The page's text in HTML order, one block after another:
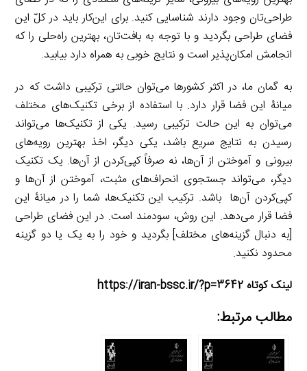
طراحی‌تان وجود دارند شناسایی کنید. برای این‌کار باید در کلّ این
فضای طراحی بگردید و با توجه به بافت‌تان، بهترین راه‌حلی را که
انجامش امکان‌پذیر است و نتایج خوبی به همراه دارد بیابید.
به گمان ما، در اکثر کشورها می‌توان حالتی ترکیبی داشت که در
میانۀ این فضا قرار دارد. با استفاده از برخی تکنیک‌های مختلف
می‌توان به این حالت ترکیبی رسید. یکی از تکنیک‌ها می‌تواند
رسیدن به نتایج سریع باشد، یکی دیگر، اخذ بهترین رویه‌های
بیرونی و آموختن از آن‌ها، نه صرفاً کپی‌کردن از آن‌ها. یک تکنیک
دیگر، می‌تواند جستجوی انحراف‌های مثبت، آموختن از آن‌ها و
کپی‌کردن آن‌ها باشد. ترکیب این تکنیک‌ها، شما را در میانۀ این
فضا قرار می‌دهد. این روش، سودمند است. در این فضای طراحی
[به دنبال گزینه‌های مختلف] بگردید و خود را به یک یا دو گزینه
محدود نکنید.
لینک کوتاه https://iran-bssc.ir/?p=3642
مطالب مرتبط: